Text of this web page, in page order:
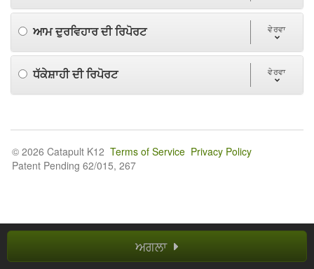
ਆਮ ਦੁਰਵਿਹਾਰ ਦੀ ਰਿਪੋਰਟ ਵੇਰਵਾ
ਧੱਕੇਸ਼ਾਹੀ ਦੀ ਰਿਪੋਰਟ ਵੇਰਵਾ
ਅਗਲਾ
© 2026 Catapult K12 Terms of Service Privacy Policy
Patent Pending 62/015, 267